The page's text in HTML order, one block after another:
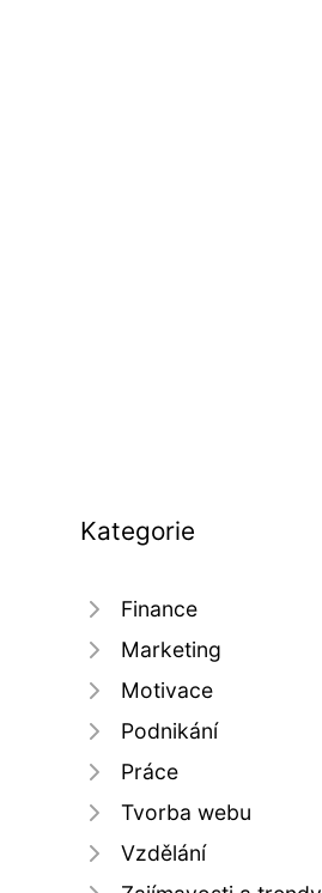
Kategorie
Finance
Marketing
Motivace
Podnikání
Práce
Tvorba webu
Vzdělání